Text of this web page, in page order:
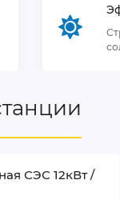
СЭС 12кВт /